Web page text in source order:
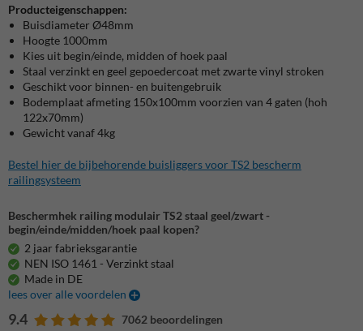
Producteigenschappen:
Buisdiameter Ø48mm
Hoogte 1000mm
Kies uit begin/einde, midden of hoek paal
Staal verzinkt en geel gepoedercoat met zwarte vinyl stroken
Geschikt voor binnen- en buitengebruik
Bodemplaat afmeting 150x100mm voorzien van 4 gaten (hoh
122x70mm)
Gewicht vanaf 4kg
Bestel hier de bijbehorende buisliggers voor TS2 bescherm
railingsysteem
Beschermhek railing modulair TS2 staal geel/zwart -
begin/einde/midden/hoek paal kopen?
2 jaar fabrieksgarantie
NEN ISO 1461 - Verzinkt staal
Made in DE
lees over alle voordelen
9.4 7062 beoordelingen